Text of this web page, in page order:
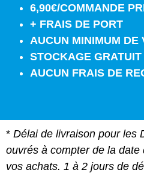
6,90€/COMMANDE
+ FRAIS DE PORT
AUCUN MINIMUM DE
STOCKAGE
AUCUN FRAIS DE
* Délai de livraison pour les
ouvrés à compter de la
vos achats. 1 à 2 jours de